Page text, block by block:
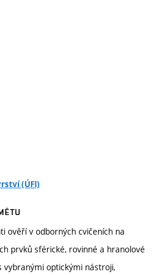
(ÚFI)
ověří v odborných cvičeních na
prvků sférické, rovinné a hranolové
vybranými optickými nástroji,